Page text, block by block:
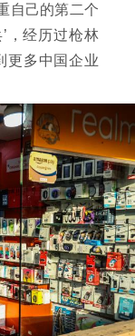
自己的第二个
，经历过枪林
更多中国企业